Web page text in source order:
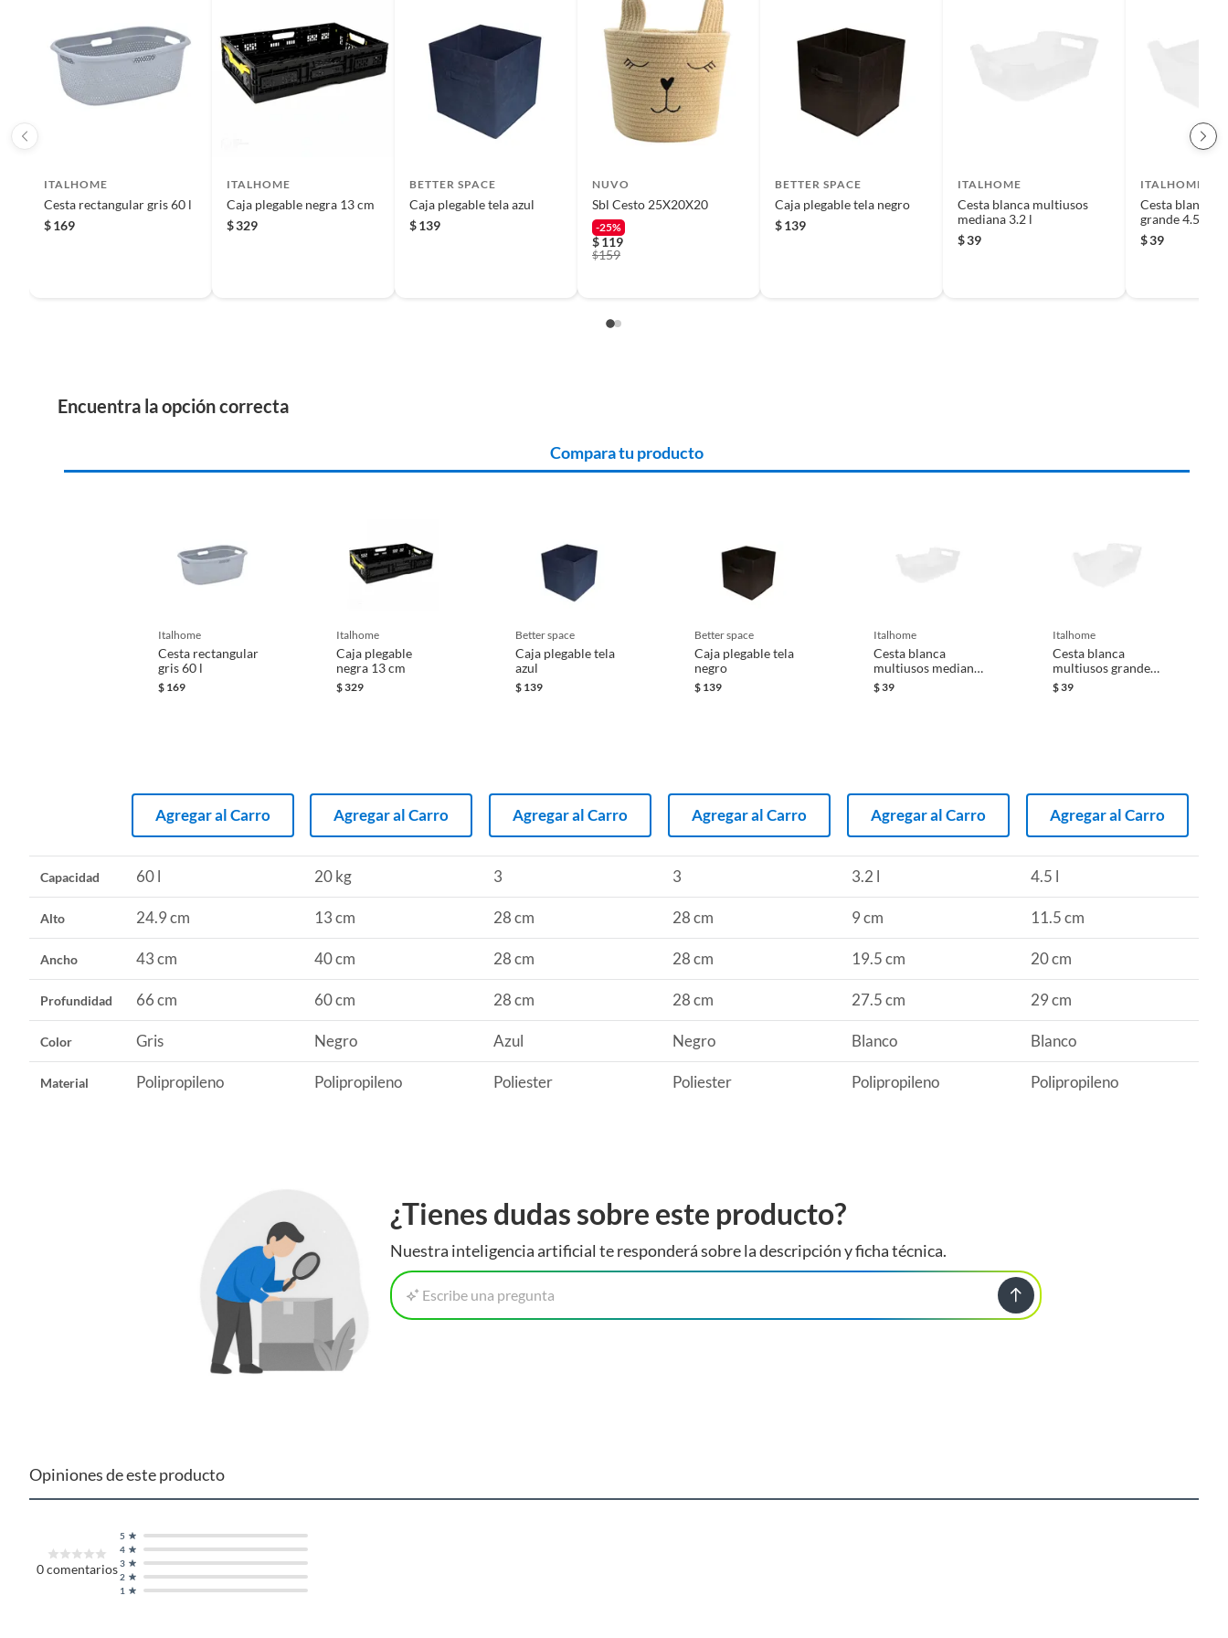
Reembolso de dinero
Iniciaremos el reembolso de tu dinero cuando recibamos el producto.
ITALHOME
Cesta rectangular gris 60 l
$169
ITALHOME
Caja plegable negra 13 cm
$329
BETTER SPACE
Caja plegable tela azul
$139
NUVO
Sbl Cesto 25X20X20
-25%
$119
$159
BETTER SPACE
Caja plegable tela negro
$139
ITALHOME
Cesta blanca multiusos
mediana 3.2 l
$39
ITALHOME
Cesta blanca
grande 4.5 l
$39
Encuentra la opción correcta
Compara tu producto
italhome
Cesta rectangular
gris 60 l
$ 169
Agregar al Carro
italhome
Caja plegable
negra 13 cm
$329
Agregar al Carro
better space
Caja plegable tela
azul
$ 139
Agregar al Carro
better space
Caja plegable tela
negro
$ 139
Agregar al Carro
italhome
Cesta blanca
multiusos mediana
3.2 l
$39
Agregar al Carro
italhome
Cesta blanca
multiusos grande
4.5 l
$39
Agregar al Carro
Capacidad 60 l 20 kg 3 3 3.2 l 4.5 l
Alto 24.9 cm 13 cm 28 cm 28 cm 9 cm 11.5 cm
Ancho 43 cm 40 cm 28 cm 28 cm 19.5 cm 20 cm
Profundidad 66 cm 60 cm 28 cm 28 cm 27.5 cm 29 cm
Color Gris Negro Azul Negro Blanco Blanco
Material Polipropileno Polipropileno Poliester Poliester Polipropileno Polipropileno
¿Tienes dudas sobre este producto?
Nuestra inteligencia artificial te responderá sobre la descripción y ficha técnica.
Escribe una pregunta
Opiniones de este producto
0comentarios
1
2
3
4
5